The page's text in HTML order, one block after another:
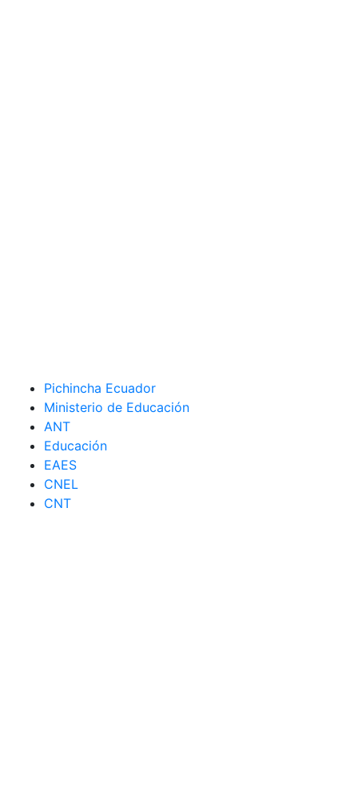
Pichincha Ecuador
Ministerio de Educación
ANT
Educación
EAES
CNEL
CNT